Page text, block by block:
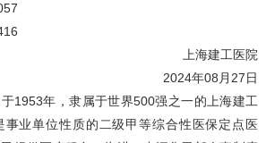
上海建工医院
2024年08月27日
年，隶属于世界500强之一的上海建工
事业单位性质的二级甲等综合性医保定点医